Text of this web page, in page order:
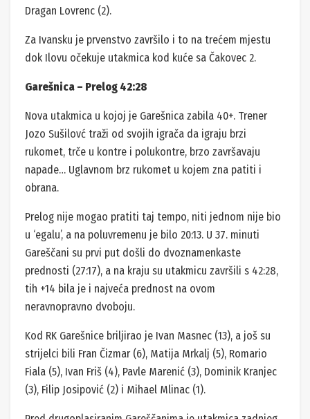
Dragan Lovrenc (2).
Za Ivansku je prvenstvo završilo i to na trećem mjestu
dok Ilovu očekuje utakmica kod kuće sa Čakovec 2.
Garešnica – Prelog 42:28
Nova utakmica u kojoj je Garešnica zabila 40+. Trener
Jozo Sušilovć traži od svojih igrača da igraju brzi
rukomet, trče u kontre i polukontre, brzo završavaju
napade… Uglavnom brz rukomet u kojem zna patiti i
obrana.
Prelog nije mogao pratiti taj tempo, niti jednom nije bio
u ‘egalu’, a na poluvremenu je bilo 20:13. U 37. minuti
Gareščani su prvi put došli do dvoznamenkaste
prednosti (27:17), a na kraju su utakmicu završili s 42:28,
tih +14 bila je i najveća prednost na ovom
neravnopravno dvoboju.
Kod RK Garešnice briljirao je Ivan Masnec (13), a još su
strijelci bili Fran Čizmar (6), Matija Mrkalj (5), Romario
Fiala (5), Ivan Friš (4), Pavle Marenić (3), Dominik Kranjec
(3), Filip Josipović (2) i Mihael Mlinac (1).